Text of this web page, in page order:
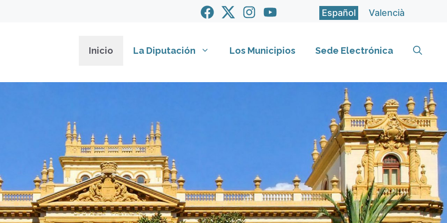
Español Valencià
Inicio La Diputación Los Municipios Sede Electrónica